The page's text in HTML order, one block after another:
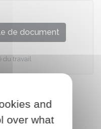
de document
du travail
and
over what